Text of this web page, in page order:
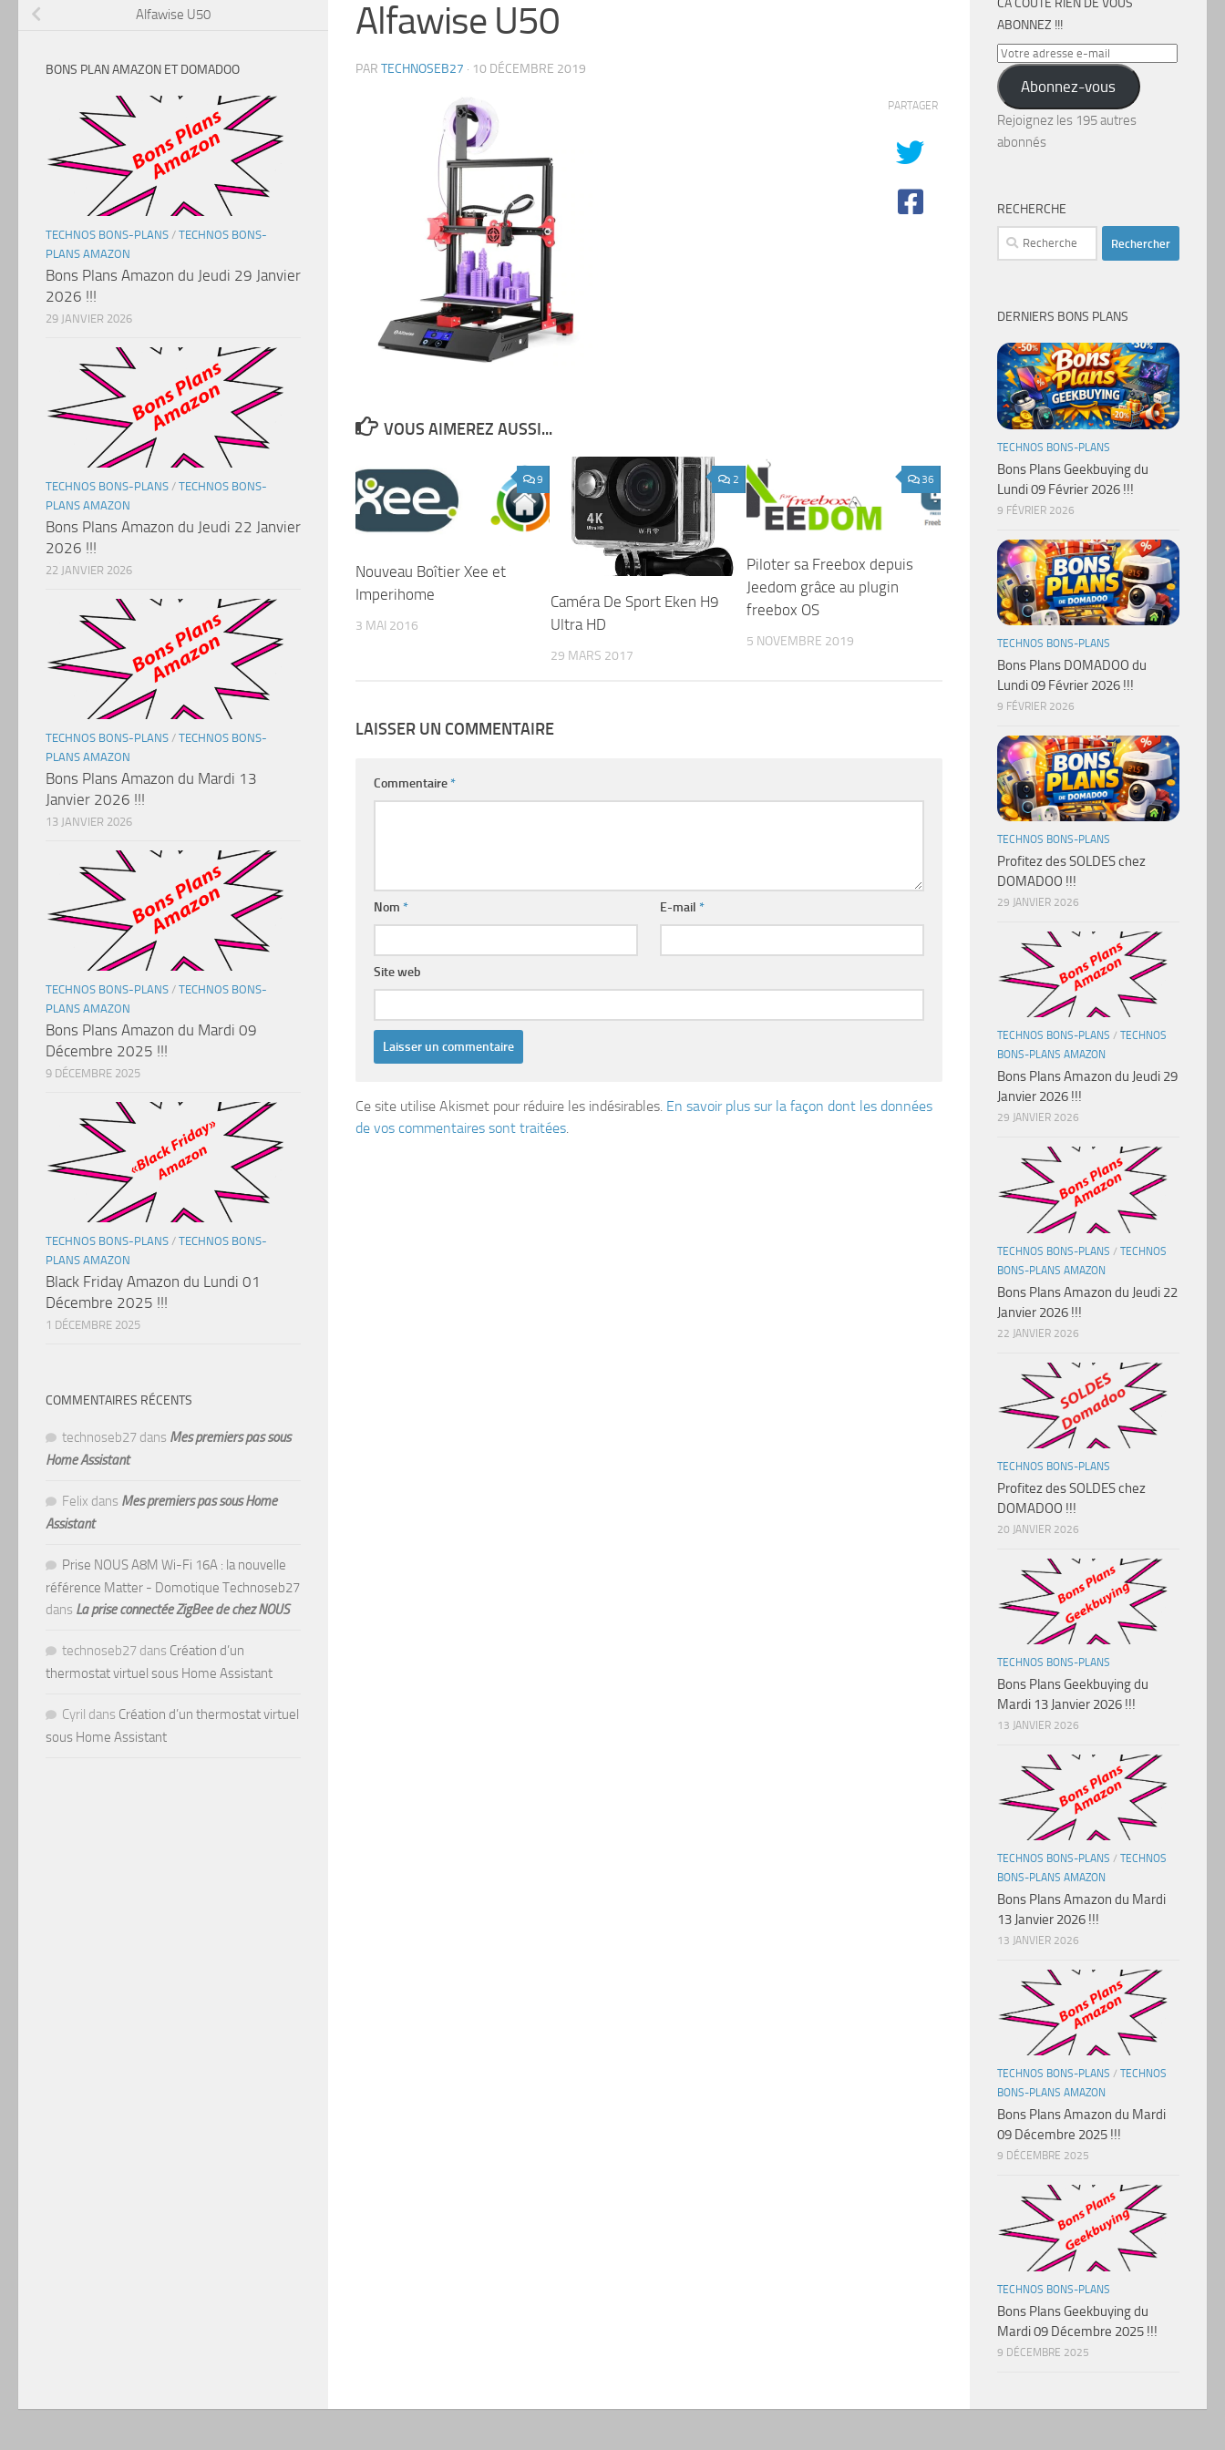
Alfawise U50
PAR TECHNOSEB27 · 10 DÉCEMBRE 2019
PARTAGER
VOUS AIMEREZ AUSSI...
9
Nouveau Boîtier Xee et
Imperihome
3 MAI 2016
2
Caméra De Sport Eken H9
Ultra HD
29 MARS 2017
36
Piloter sa Freebox depuis
Jeedom grâce au plugin
freebox OS
5 NOVEMBRE 2019
LAISSER UN COMMENTAIRE
Commentaire*
Nom * E-mail*
Site web
Ce site utilise Akismet pour réduire les indésirables. En savoir plus sur la façon dont les données
de vos commentaires sont traitées.
Alfawise U50
BONS PLAN AMAZON ET DOMADOO
TECHNOS BONS-PLANS / TECHNOS BONS-
PLANS AMAZON
Bons Plans Amazon du Jeudi 29 Janvier
2026 !!!
29 JANVIER 2026
TECHNOS BONS-PLANS / TECHNOS BONS-
PLANS AMAZON
Bons Plans Amazon du Jeudi 22 Janvier
2026 !!!
22 JANVIER 2026
TECHNOS BONS-PLANS / TECHNOS BONS-
PLANS AMAZON
Bons Plans Amazon du Mardi 13
Janvier 2026 !!!
13 JANVIER 2026
TECHNOS BONS-PLANS / TECHNOS BONS-
PLANS AMAZON
Bons Plans Amazon du Mardi 09
Décembre 2025 !!!
9 DÉCEMBRE 2025
TECHNOS BONS-PLANS / TECHNOS BONS-
PLANS AMAZON
Black Friday Amazon du Lundi 01
Décembre 2025 !!!
1 DÉCEMBRE 2025
COMMENTAIRES RÉCENTS
technoseb27 dans Mes premiers pas sous
Home Assistant
Felix dans Mes premiers pas sous Home
Assistant
Prise NOUS A8M Wi-Fi 16A : la nouvelle
référence Matter - Domotique Technoseb27
dans La prise connectée ZigBee de chez NOUS
technoseb27 dans Création d’un
thermostat virtuel sous Home Assistant
Cyril dans Création d’un thermostat virtuel
sous Home Assistant
CA COÛTE RIEN DE VOUS
ABONNEZ !!!
Votre
adresse
e-
mail
Abonnez-vous
Rejoignez les 195 autres
abonnés
RECHERCHE
Rechercher :
DERNIERS BONS PLANS
TECHNOS BONS-PLANS
Bons Plans Geekbuying du
Lundi 09 Février 2026 !!!
9 FÉVRIER 2026
TECHNOS BONS-PLANS
Bons Plans DOMADOO du
Lundi 09 Février 2026 !!!
9 FÉVRIER 2026
TECHNOS BONS-PLANS
Profitez des SOLDES chez
DOMADOO !!!
29 JANVIER 2026
TECHNOS BONS-PLANS / TECHNOS
BONS-PLANS AMAZON
Bons Plans Amazon du Jeudi 29
Janvier 2026 !!!
29 JANVIER 2026
TECHNOS BONS-PLANS / TECHNOS
BONS-PLANS AMAZON
Bons Plans Amazon du Jeudi 22
Janvier 2026 !!!
22 JANVIER 2026
TECHNOS BONS-PLANS
Profitez des SOLDES chez
DOMADOO !!!
20 JANVIER 2026
TECHNOS BONS-PLANS
Bons Plans Geekbuying du
Mardi 13 Janvier 2026 !!!
13 JANVIER 2026
TECHNOS BONS-PLANS / TECHNOS
BONS-PLANS AMAZON
Bons Plans Amazon du Mardi
13 Janvier 2026 !!!
13 JANVIER 2026
TECHNOS BONS-PLANS / TECHNOS
BONS-PLANS AMAZON
Bons Plans Amazon du Mardi
09 Décembre 2025 !!!
9 DÉCEMBRE 2025
TECHNOS BONS-PLANS
Bons Plans Geekbuying du
Mardi 09 Décembre 2025 !!!
9 DÉCEMBRE 2025